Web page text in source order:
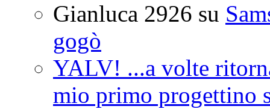
Gianluca 2926 su
gogò
YALV! ...a volte
mio primo progettino